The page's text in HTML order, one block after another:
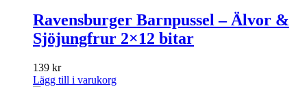
Ravensburger Barnpussel – Älvor &
Sjöjungfrur 2×12 bitar
139 kr
Lägg till i varukorg